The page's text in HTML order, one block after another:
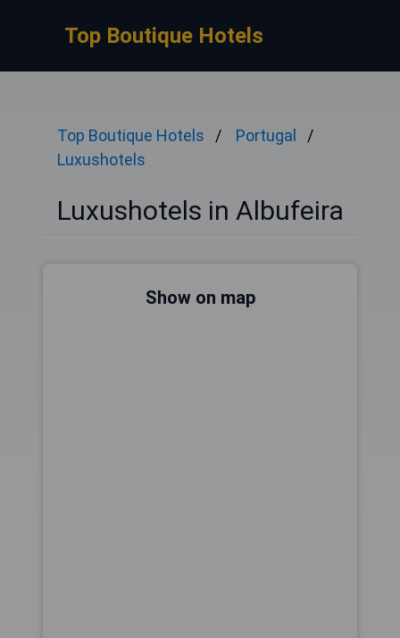
Top Boutique Hotels
Top Boutique Hotels
Portugal
Luxushotels
Luxushotels in Albufeira
Show on map